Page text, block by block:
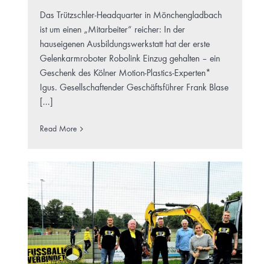
Das Trützschler-Headquarter in Mönchengladbach
ist um einen „Mitarbeiter“ reicher: In der
hauseigenen Ausbildungswerkstatt hat der erste
Gelenkarmroboter Robolink Einzug gehalten – ein
Geschenk des Kölner Motion-Plastics-Experten*
Igus. Gesellschaftender Geschäftsführer Frank Blase
[...]
Read More